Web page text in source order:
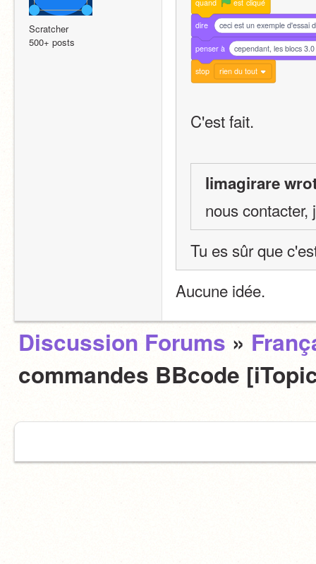
Scratcher
500+ posts
quand est cliqué
dire ceci est un exemple d'essai
penser à cependant, les blocs
stop rien du tout
C'est fait.
limagirare
nous
Tu es sûr que
Aucune idée.
Discussion Forums »
commandes BBcode